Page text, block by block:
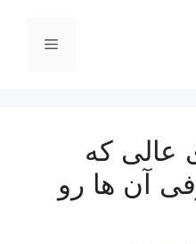
فهرست
عالی که
آن ها رو